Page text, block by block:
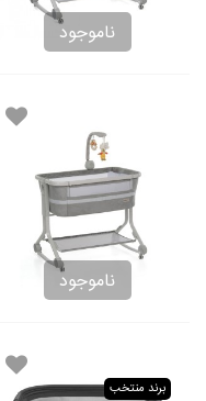
ناموجود
ناموجود
برند منتخب